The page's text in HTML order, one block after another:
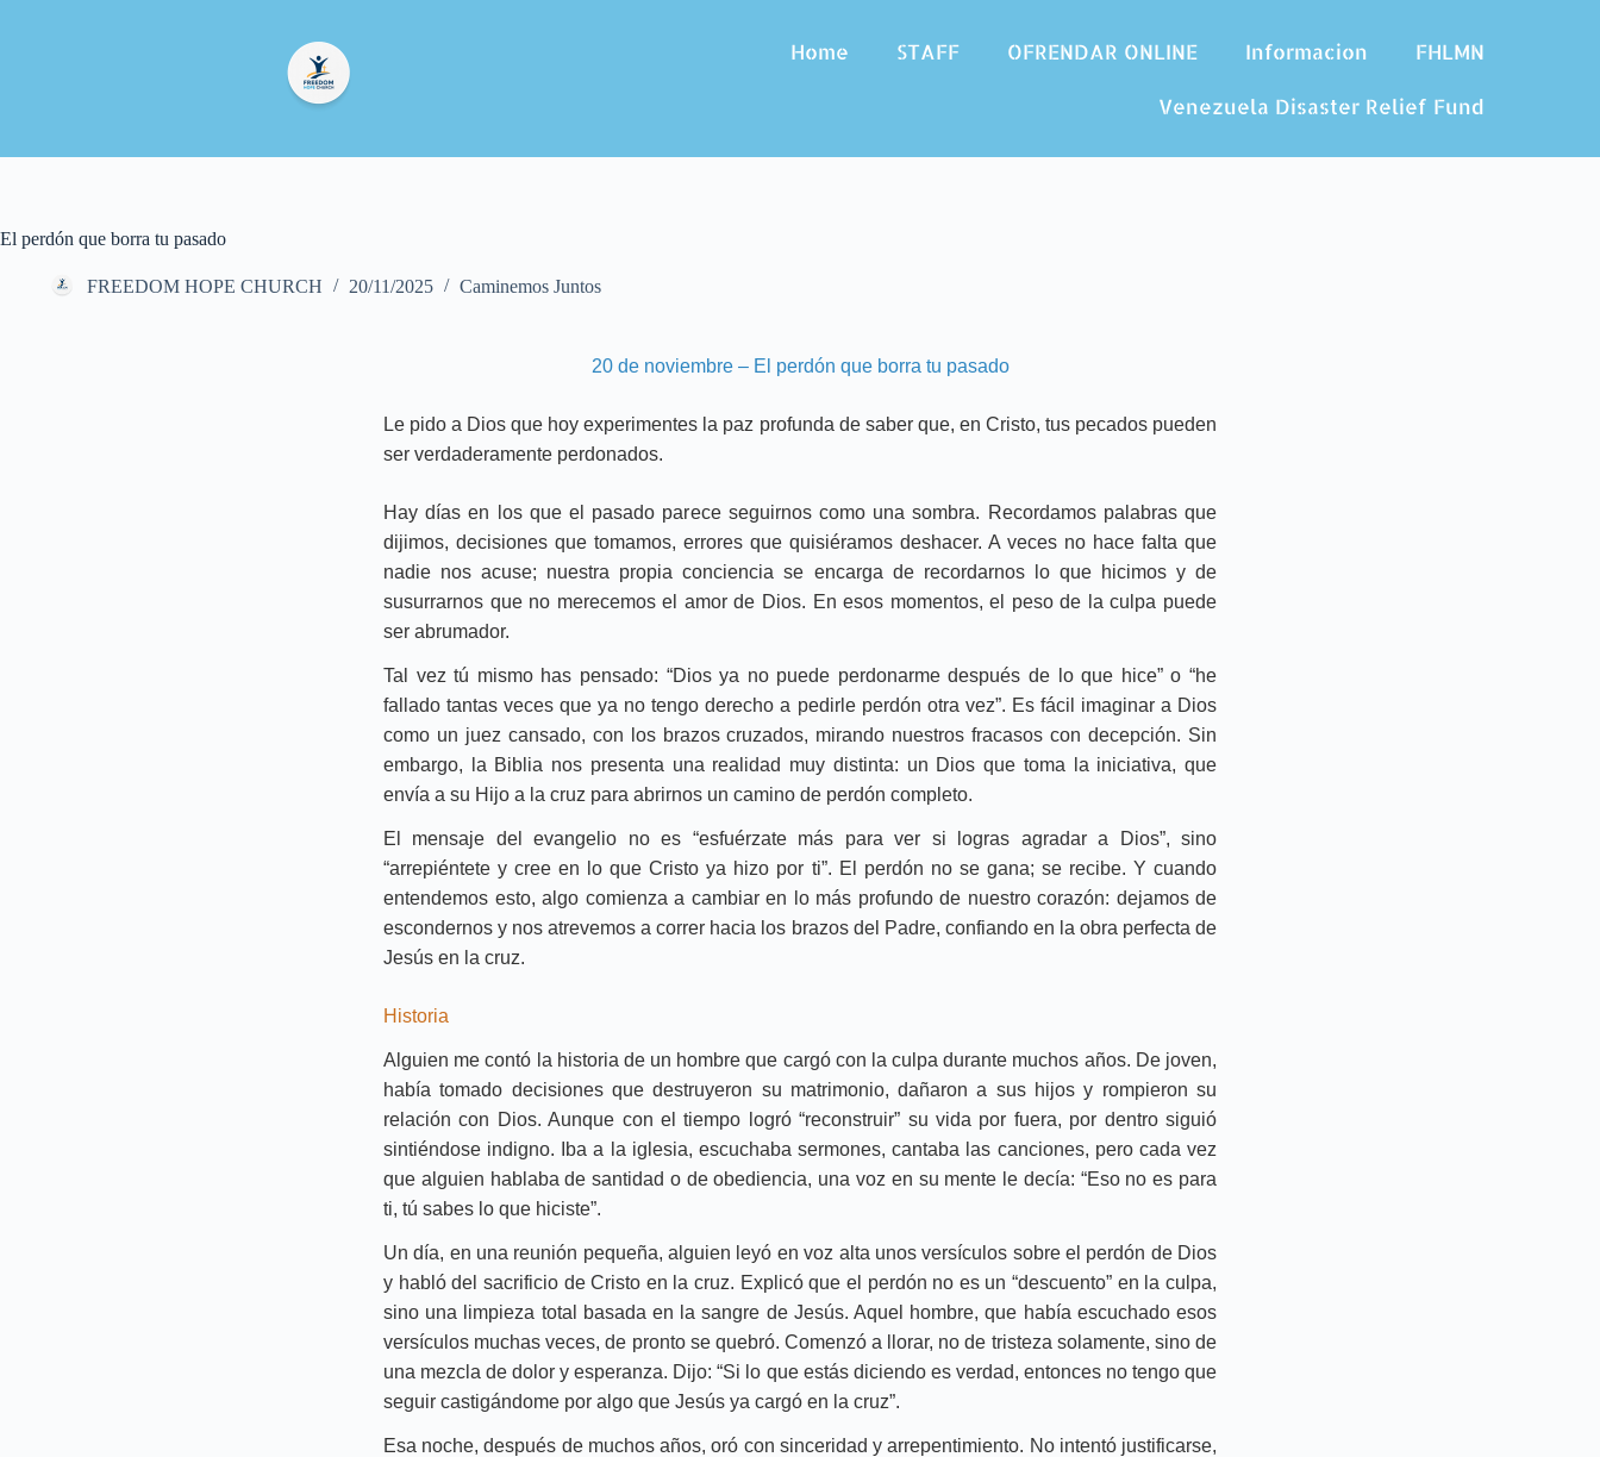
Home STAFF OFRENDAR ONLINE Informacion FHLMN
Venezuela Disaster Relief Fund
El perdón que borra tu pasado
FREEDOM HOPE CHURCH 20/11/2025 Caminemos Juntos
20 de noviembre – El perdón que borra tu pasado
Le pido a Dios que hoy experimentes la paz profunda de saber que, en Cristo, tus pecados pueden
ser verdaderamente perdonados.
Hay días en los que el pasado parece seguirnos como una sombra. Recordamos palabras que
dijimos, decisiones que tomamos, errores que quisiéramos deshacer. A veces no hace falta que
nadie nos acuse; nuestra propia conciencia se encarga de recordarnos lo que hicimos y de
susurrarnos que no merecemos el amor de Dios. En esos momentos, el peso de la culpa puede
ser abrumador.
Tal vez tú mismo has pensado: “Dios ya no puede perdonarme después de lo que hice” o “he
fallado tantas veces que ya no tengo derecho a pedirle perdón otra vez”. Es fácil imaginar a Dios
como un juez cansado, con los brazos cruzados, mirando nuestros fracasos con decepción. Sin
embargo, la Biblia nos presenta una realidad muy distinta: un Dios que toma la iniciativa, que
envía a su Hijo a la cruz para abrirnos un camino de perdón completo.
El mensaje del evangelio no es “esfuérzate más para ver si logras agradar a Dios”, sino
“arrepiéntete y cree en lo que Cristo ya hizo por ti”. El perdón no se gana; se recibe. Y cuando
entendemos esto, algo comienza a cambiar en lo más profundo de nuestro corazón: dejamos de
escondernos y nos atrevemos a correr hacia los brazos del Padre, confiando en la obra perfecta de
Jesús en la cruz.
Historia
Alguien me contó la historia de un hombre que cargó con la culpa durante muchos años. De joven,
había tomado decisiones que destruyeron su matrimonio, dañaron a sus hijos y rompieron su
relación con Dios. Aunque con el tiempo logró “reconstruir” su vida por fuera, por dentro siguió
sintiéndose indigno. Iba a la iglesia, escuchaba sermones, cantaba las canciones, pero cada vez
que alguien hablaba de santidad o de obediencia, una voz en su mente le decía: “Eso no es para
ti, tú sabes lo que hiciste”.
Un día, en una reunión pequeña, alguien leyó en voz alta unos versículos sobre el perdón de Dios
y habló del sacrificio de Cristo en la cruz. Explicó que el perdón no es un “descuento” en la culpa,
sino una limpieza total basada en la sangre de Jesús. Aquel hombre, que había escuchado esos
versículos muchas veces, de pronto se quebró. Comenzó a llorar, no de tristeza solamente, sino de
una mezcla de dolor y esperanza. Dijo: “Si lo que estás diciendo es verdad, entonces no tengo que
seguir castigándome por algo que Jesús ya cargó en la cruz”.
Esa noche, después de muchos años, oró con sinceridad y arrepentimiento. No intentó justificarse,